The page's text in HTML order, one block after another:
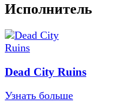
Исполнитель
Dead City Ruins
Узнать больше